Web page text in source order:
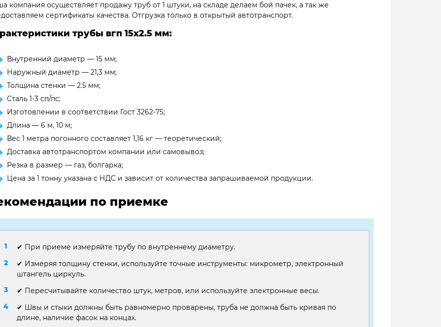
компания осуществляет продажу труб от 1 штуки, на складе делаем бой пачек, а так же
сертификаты качества. Отгрузка только в открытый автотранспорт.
трубы вгп 15х2.5 мм:
Внутренний диаметр — 15 мм;
Наружный диаметр — 21,3 мм;
Толщина стенки — 2.5 мм;
Сталь 1-3 сп/пс;
Изготовлении в соответствии Гост 3262-75;
Длина — 6 м, 10 м;
Вес 1 метра погонного составляет 1,16 кг — теоретический;
Доставка автотранспортом компании или самовывоз;
Резка в размер — газ, болгарка;
Цена за 1 тонну указана с НДС и зависит от количества запрашиваемой продукции.
по приемке
✔ При приеме измеряйте трубу по внутреннему диаметру.
✔ Измеряя толщину стенки, используйте точные инструменты: микрометр, электронный
штангель циркуль.
✔ Пересчитывайте количество штук, метров, или используйте электронные весы.
✔ Швы и стыки должны быть равномерно проварены, труба не должна быть кривая по
длине, наличие фасок на концах.